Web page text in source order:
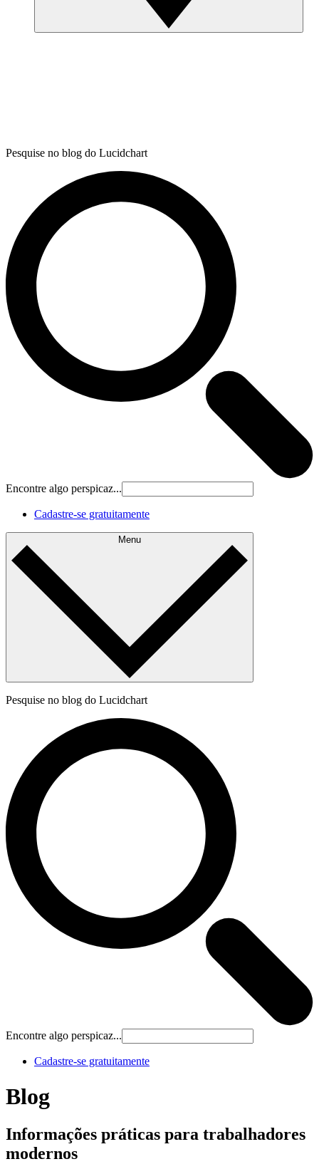
Pesquise no blog do Lucidchart
Encontre algo perspicaz...
Cadastre‐se gratuitamente
Menu
Pesquise no blog do Lucidchart
Encontre algo perspicaz...
Cadastre‐se gratuitamente
Blog
Informações práticas para trabalhadores
modernos